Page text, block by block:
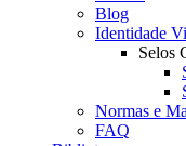
Blog
Identidade
Selos
Normas e
FAQ